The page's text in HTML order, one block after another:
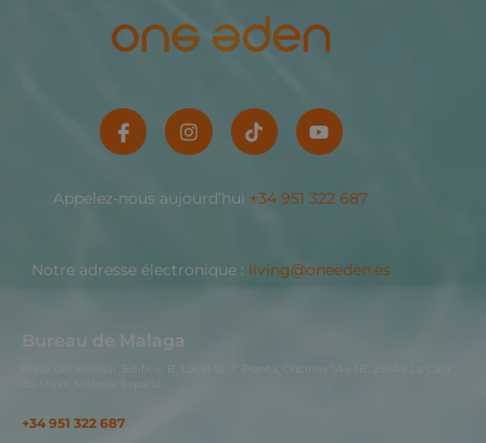
Appelez-nous aujourd’hui +34 951 322 687
Notre adresse électronique : living@oneeden.es
Bureau de Malaga
Plaza del Bulevar, Edificio B, Local 12, 1ª Planta, Oficinas 1A y 1B. 29649 La Cala
de Mijas, Málaga, España.
+34 951 322 687